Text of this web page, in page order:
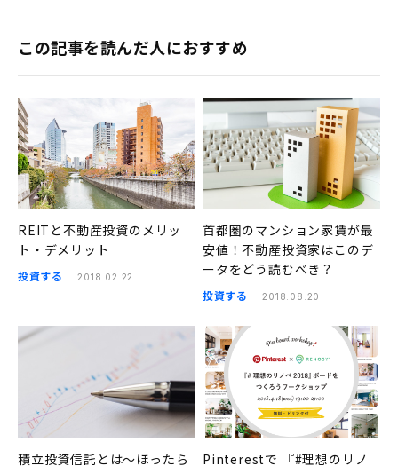
この記事を読んだ人におすすめ
REITと不動産投資のメリッ
ト・デメリット
投資する 2018.02.22
首都圏のマンション家賃が最
安値！不動産投資家はこのデ
ータをどう読むべき？
投資する 2018.08.20
積立投資信託とは〜ほったら
Pinterestで 『#理想のリノ